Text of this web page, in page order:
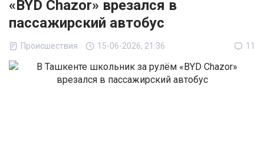
«BYD Chazor» врезался в
пассажирский автобус
Происшествия 15-06-2026, 21:36 11